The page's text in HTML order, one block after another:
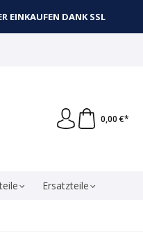
EINKAUFEN DANK SSL
0,00 €*
Ersatzteile